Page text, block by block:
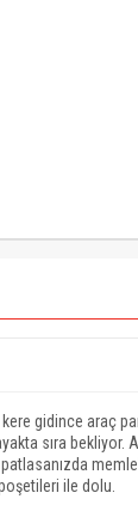
gidince araç
sıra bekliyor.
ile dolu.